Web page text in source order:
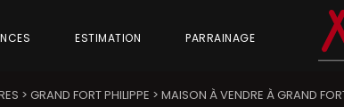
ESTIMATION PARRAINAGE
> GRAND FORT PHILIPPE > MAISON À VENDRE À GRAND